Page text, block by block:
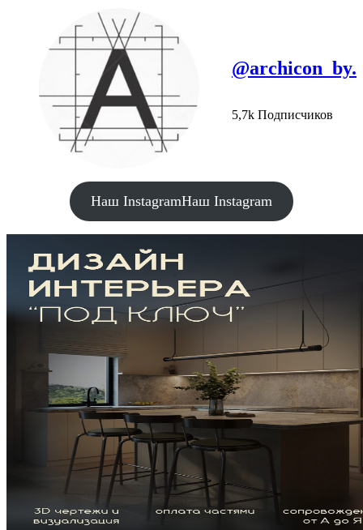
@archicon_by.
5,7k Подписчиков
Наш InstagramНаш Instagram